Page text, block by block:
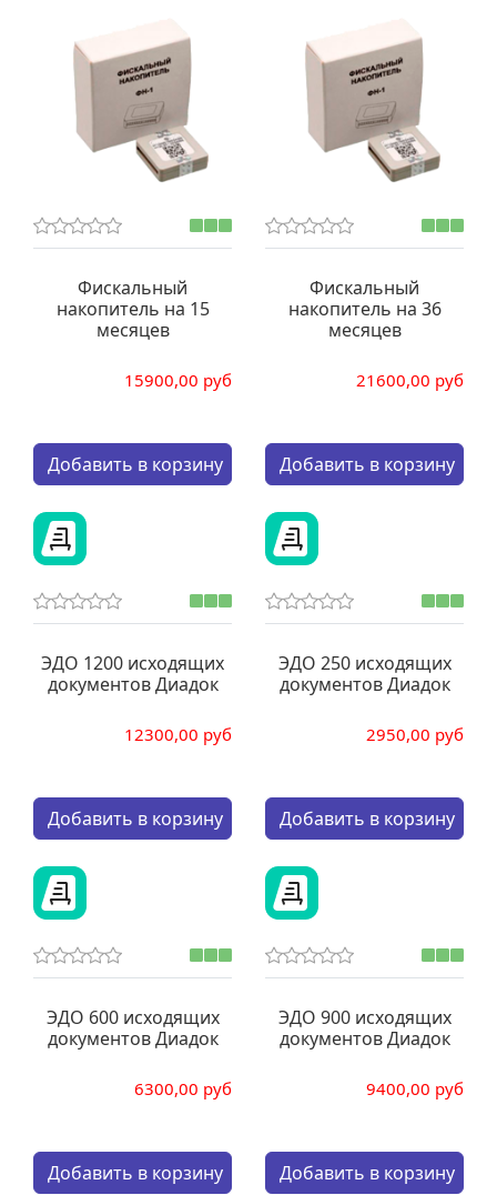
Фискальный
накопитель на 15
месяцев
15900,00 руб
Кол-во:
Добавить в корзину
Фискальный
накопитель на 36
месяцев
21600,00 руб
Кол-во:
Добавить в корзину
ЭДО 1200 исходящих
документов Диадок
12300,00 руб
Кол-во:
Добавить в корзину
ЭДО 250 исходящих
документов Диадок
2950,00 руб
Кол-во:
Добавить в корзину
ЭДО 600 исходящих
документов Диадок
6300,00 руб
Кол-во:
Добавить в корзину
ЭДО 900 исходящих
документов Диадок
9400,00 руб
Кол-во:
Добавить в корзину